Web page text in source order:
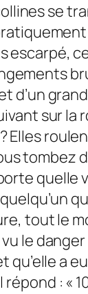
se
escarpé,
d’un
sur la
Elles
tombez
quelle
tout le
le
a
: «